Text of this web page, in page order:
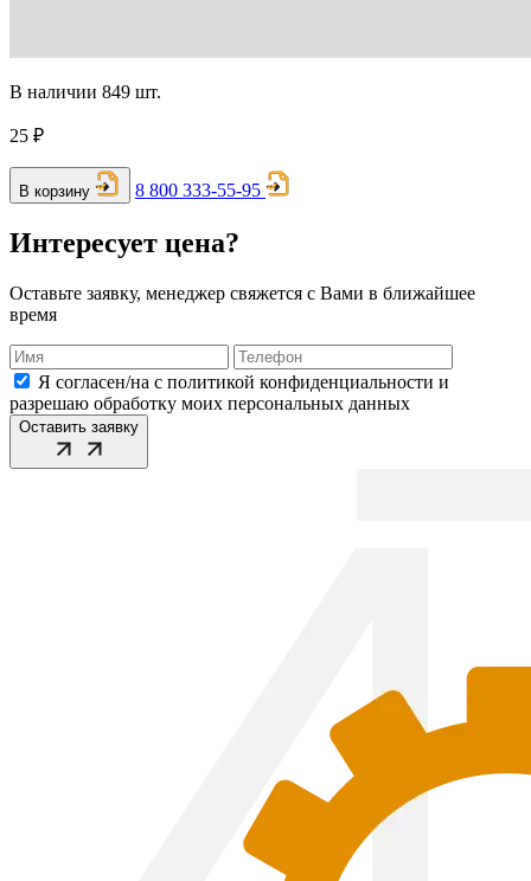
В наличии 849 шт.
25 ₽
В корзину 8 800 333-55-95
Интересует цена?
Оставьте заявку, менеджер свяжется с Вами в ближайшее
время
Я согласен/на с политикой конфиденциальности и
разрешаю обработку моих персональных данных
Оставить заявку